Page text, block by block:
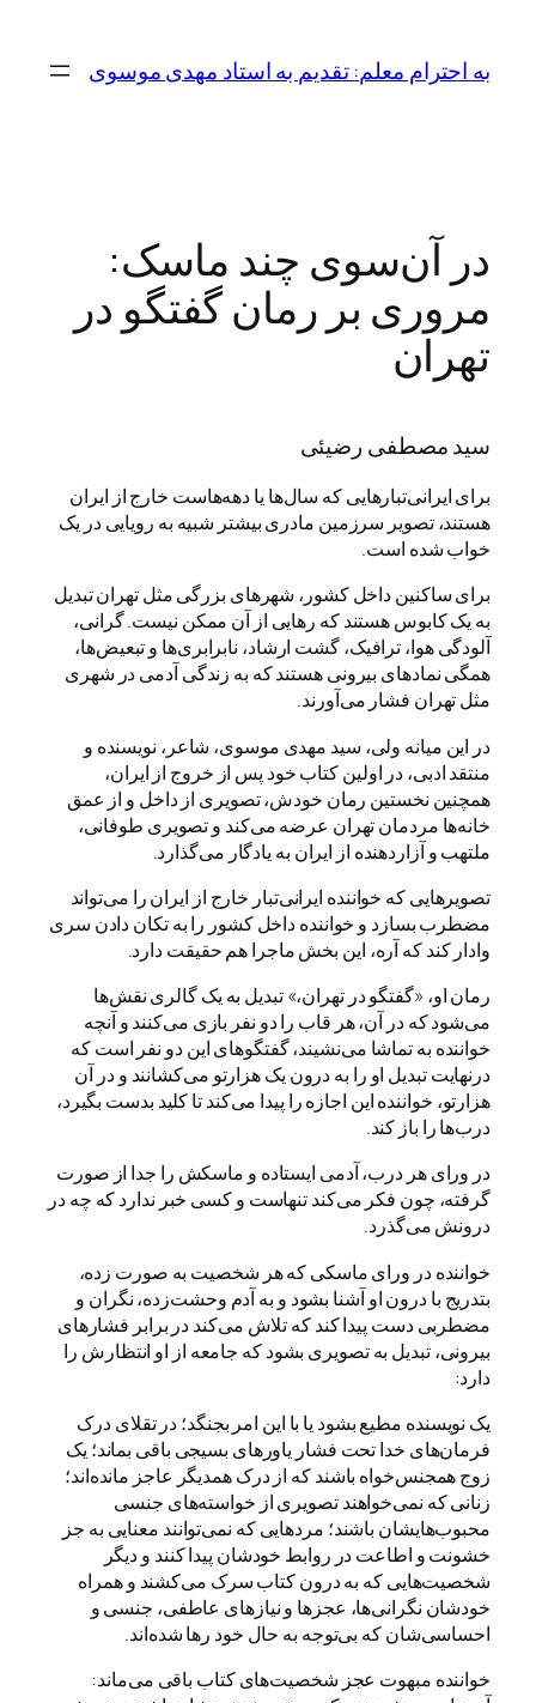
محتوابه احترام معلم: تقدیم به استاد مهدی موسوی
در آن‌سوی چند ماسک:
مروری بر رمان گفتگو در
تهران
سید مصطفی رضیئی
برای ایرانی‌تبارهایی که سال‌ها یا دهه‌هاست خارج از ایران
هستند، تصویر سرزمین مادری بیشتر شبیه به رویایی در یک
خواب شده است.
برای ساکنین داخل کشور، شهرهای بزرگی مثل تهران تبدیل
به یک کابوس هستند که رهایی از آن ممکن نیست. گرانی،
آلودگی هوا، ترافیک، گشت ارشاد، نابرابری‌ها و تبعیض‌ها،
همگی نمادهای بیرونی هستند که به زندگی آدمی در شهری
مثل تهران فشار می‌آورند.
در این میانه ولی، سید مهدی موسوی، شاعر، نویسنده و
منتقد ادبی، در اولین کتاب خود پس از خروج از ایران،
همچنین نخستین رمان خودش، تصویری از داخل و از عمق
خانه‌ها مردمان تهران عرضه می‌کند و تصویری طوفانی،
ملتهب و آزاردهنده از ایران به یادگار می‌گذارد.
تصویرهایی که خواننده ایرانی‌تبار خارج از ایران را می‌تواند
مضطرب بسازد و خواننده داخل کشور را به تکان دادن سری
وادار کند که آره، این‌ بخش ماجرا هم حقیقت دارد.
رمان او، «گفتگو در تهران،» تبدیل به یک گالری نقش‌ها
می‌شود که در آن، هر قاب را دو نفر بازی می‌کنند و آنچه
خواننده به تماشا می‌نشیند، گفتگوهای این دو نفر است که
درنهایت تبدیل او را به درون یک هزارتو می‌کشانند و در آن
هزارتو، خواننده این اجازه را پیدا می‌کند تا کلید بدست بگیرد،
درب‌ها را باز کند.
در ورای هر درب، آدمی ایستاده و ماسکش را جدا از صورت
گرفته، چون فکر می‌کند تنهاست و کسی خبر ندارد که چه در
درونش می‌گذرد.
خواننده در ورای ماسکی که هر شخصیت به صورت زده،
بتدریج با درون او آشنا بشود و به آدم وحشت‌زده، نگران و
مضطربی دست پیدا کند که تلاش می‌کند در برابر فشارهای
بیرونی، تبدیل به تصویری بشود که جامعه از او انتظارش را
دارد:
یک نویسنده مطیع بشود یا با این امر بجنگد؛ در تقلای درک
فرمان‌های خدا تحت فشار یاورهای بسیجی باقی بماند؛ یک
زوج همجنس‌خواه باشند که از درک همدیگر عاجز مانده‌اند؛
زنانی که نمی‌خواهند تصویری از خواسته‌های جنسی
محبوب‌هایشان باشند؛‌ مردهایی که نمی‌توانند معنایی به جز
خشونت و اطاعت در روابط خودشان پیدا کنند و دیگر
شخصیت‌هایی که به درون کتاب سرک می‌کشند و همراه
خودشان نگرانی‌ها، عجز‌ها و نیازهای عاطفی، جنسی و
احساسی‌شان که بی‌توجه به حال خود رها شده‌اند.
خواننده مبهوت عجز شخصیت‌های کتاب باقی می‌ماند: